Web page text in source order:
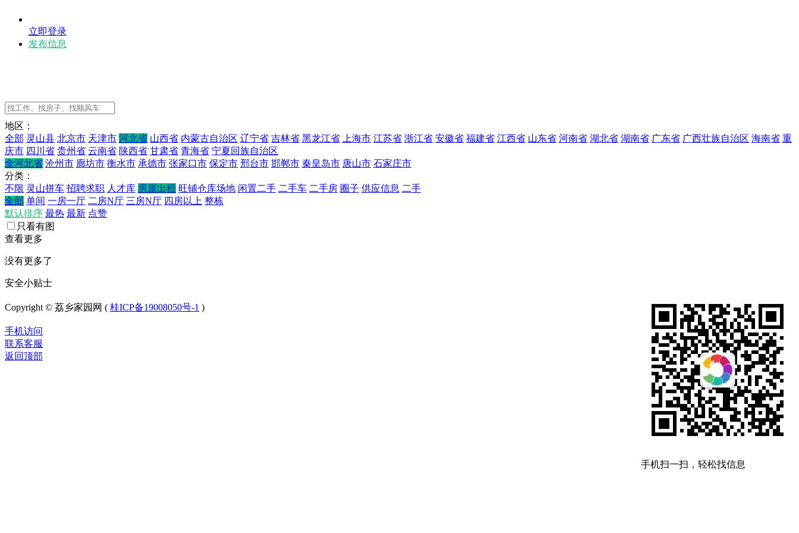
立即登录
发布信息
地区：
全部 灵山县 北京市 天津市 河北省 山西省 内蒙古自治区 辽宁省 吉林省 黑龙江省 上海市 江苏省 浙江省 安徽省 福建省 江西省 山东省 河南省 湖北省 湖南省 广东省 广西壮族自治区 海南省 重
庆市 四川省 贵州省 云南省 陕西省 甘肃省 青海省 宁夏回族自治区
全河北省 沧州市 廊坊市 衡水市 承德市 张家口市 保定市 邢台市 邯郸市 秦皇岛市 唐山市 石家庄市
分类：
不限 灵山拼车 招聘求职 人才库 房屋出租 旺铺仓库场地 闲置二手 二手车 二手房 圈子 供应信息 二手
全部 单间 一房一厅 二房N厅 三房N厅 四房以上 整栋
默认排序 最热 最新 点赞
只看有图
查看更多
没有更多了
安全小贴士
手机扫一扫，轻松找信息
Copyright © 荔乡家园网 ( 桂ICP备19008050号-1 )
手机访问
联系客服
返回顶部